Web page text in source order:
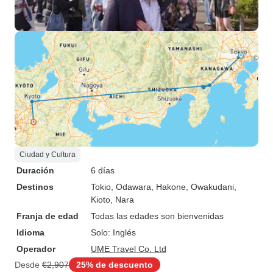
Ciudad y Cultura
Duración
6 días
Destinos
Tokio , Odawara , Hakone , Owakudani
Kioto , Nara
Franja de edad
Todas las edades son bienvenidas
Idioma
Solo: Inglés
Operador
UME Travel Co. Ltd
Desde €2,907 25% de descuento